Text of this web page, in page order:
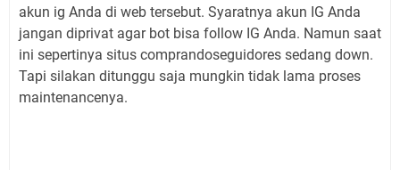
akun ig Anda di web tersebut. Syaratnya akun IG Anda
jangan diprivat agar bot bisa follow IG Anda. Namun saat
ini sepertinya situs comprandoseguidores sedang down.
Tapi silakan ditunggu saja mungkin tidak lama proses
maintenancenya.